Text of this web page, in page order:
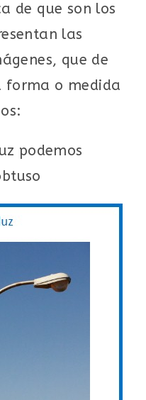
de que son los
las
que de
forma o medida
podemos